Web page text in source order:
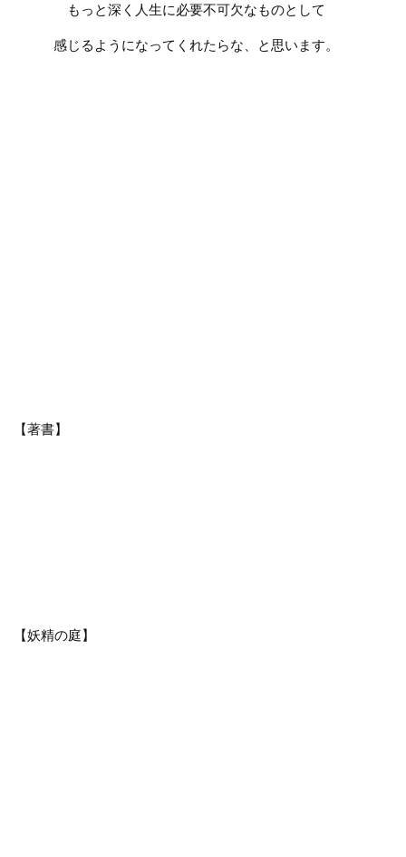
もっと深く人生に必要不可欠なものとして
感じるようになってくれたらな、と思います。
【著書】
【妖精の庭】